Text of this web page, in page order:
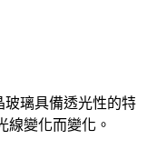
璃具備透光性的特
線變化而變化。